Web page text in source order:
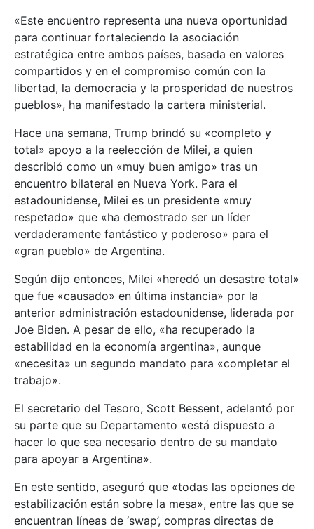
«Este encuentro representa una nueva oportunidad
para continuar fortaleciendo la asociación
estratégica entre ambos países, basada en valores
compartidos y en el compromiso común con la
libertad, la democracia y la prosperidad de nuestros
pueblos», ha manifestado la cartera ministerial.
Hace una semana, Trump brindó su «completo y
total» apoyo a la reelección de Milei, a quien
describió como un «muy buen amigo» tras un
encuentro bilateral en Nueva York. Para el
estadounidense, Milei es un presidente «muy
respetado» que «ha demostrado ser un líder
verdaderamente fantástico y poderoso» para el
«gran pueblo» de Argentina.
Según dijo entonces, Milei «heredó un desastre total»
que fue «causado» en última instancia» por la
anterior administración estadounidense, liderada por
Joe Biden. A pesar de ello, «ha recuperado la
estabilidad en la economía argentina», aunque
«necesita» un segundo mandato para «completar el
trabajo».
El secretario del Tesoro, Scott Bessent, adelantó por
su parte que su Departamento «está dispuesto a
hacer lo que sea necesario dentro de su mandato
para apoyar a Argentina».
En este sentido, aseguró que «todas las opciones de
estabilización están sobre la mesa», entre las que se
encuentran líneas de ‘swap’, compras directas de